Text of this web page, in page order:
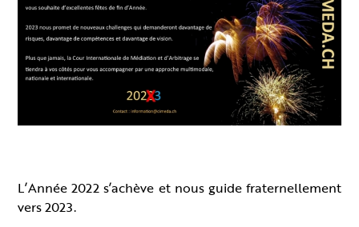
L’Année 2022 s’achève et nous guide fraternellement
vers 2023.